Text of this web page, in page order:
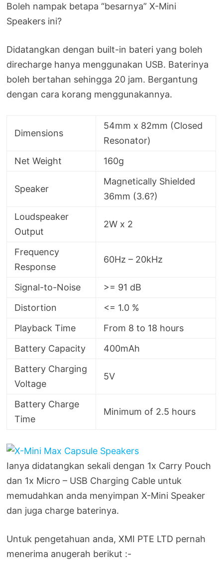
Boleh nampak betapa “besarnya” X-Mini
Speakers ini?
Didatangkan dengan built-in bateri yang boleh
direcharge hanya menggunakan USB. Baterinya
boleh bertahan sehingga 20 jam. Bergantung
dengan cara korang menggunakannya.
Dimensions
54mm x 82mm (Closed
Resonator)
Net Weight
160g
Speaker
Magnetically Shielded
36mm (3.6?)
Loudspeaker
Output
2W x 2
Frequency
Response
60Hz – 20kHz
Signal-to-Noise
>= 91 dB
Distortion
<= 1.0 %
Playback Time
From 8 to 18 hours
Battery Capacity
400mAh
Battery Charging
Voltage
5V
Battery Charge
Time
Minimum of 2.5 hours
Ianya didatangkan sekali dengan 1x Carry Pouch
dan 1x Micro – USB Charging Cable untuk
memudahkan anda menyimpan X-Mini Speaker
dan juga charge baterinya.
Untuk pengetahuan anda, XMI PTE LTD pernah
menerima anugerah berikut :-